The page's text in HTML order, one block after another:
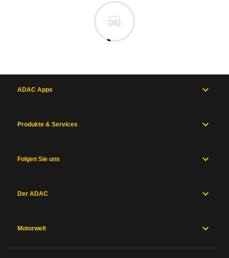
ADAC Apps
Produkte & Services
Folgen Sie uns
Der ADAC
Motorwelt